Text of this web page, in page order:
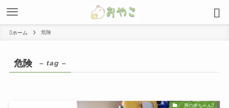
ホーム 危険
危険 – tag –
男の赤ちゃん2